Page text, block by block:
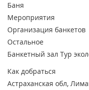
Баня
Мероприятия
Организация банкетов
Остальное
Банкетный зал Тур
Как добраться
Астраханская обл,